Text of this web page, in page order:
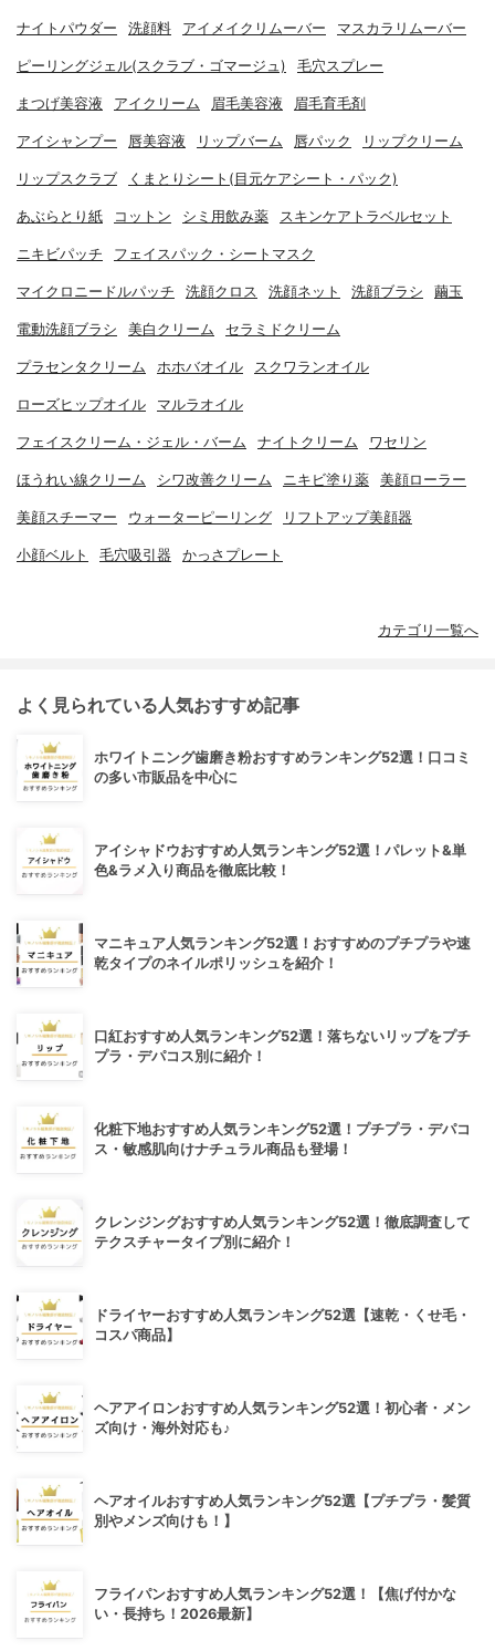
ナイトパウダー 洗顔料 アイメイクリムーバー マスカラリムーバー
ピーリングジェル(スクラブ・ゴマージュ) 毛穴スプレー
まつげ美容液 アイクリーム 眉毛美容液 眉毛育毛剤
アイシャンプー 唇美容液 リップバーム 唇パック リップクリーム
リップスクラブ くまとりシート(目元ケアシート・パック)
あぶらとり紙 コットン シミ用飲み薬 スキンケアトラベルセット
ニキビパッチ フェイスパック・シートマスク
マイクロニードルパッチ 洗顔クロス 洗顔ネット 洗顔ブラシ 繭玉
電動洗顔ブラシ 美白クリーム セラミドクリーム
プラセンタクリーム ホホバオイル スクワランオイル
ローズヒップオイル マルラオイル
フェイスクリーム・ジェル・バーム ナイトクリーム ワセリン
ほうれい線クリーム シワ改善クリーム ニキビ塗り薬 美顔ローラー
美顔スチーマー ウォーターピーリング リフトアップ美顔器
小顔ベルト 毛穴吸引器 かっさプレート
カテゴリ一覧へ
よく見られている人気おすすめ記事
ホワイトニング歯磨き粉おすすめランキング52選！口コミ
の多い市販品を中心に
アイシャドウおすすめ人気ランキング52選！パレット&単
色&ラメ入り商品を徹底比較！
マニキュア人気ランキング52選！おすすめのプチプラや速
乾タイプのネイルポリッシュを紹介！
口紅おすすめ人気ランキング52選！落ちないリップをプチ
プラ・デパコス別に紹介！
化粧下地おすすめ人気ランキング52選！プチプラ・デパコ
ス・敏感肌向けナチュラル商品も登場！
クレンジングおすすめ人気ランキング52選！徹底調査して
テクスチャータイプ別に紹介！
ドライヤーおすすめ人気ランキング52選【速乾・くせ毛・
コスパ商品】
ヘアアイロンおすすめ人気ランキング52選！初心者・メン
ズ向け・海外対応も♪
ヘアオイルおすすめ人気ランキング52選【プチプラ・髪質
別やメンズ向けも！】
フライパンおすすめ人気ランキング52選！【焦げ付かな
い・長持ち！2026最新】